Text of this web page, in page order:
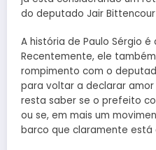
do deputado Jair
A história de Paulo Sérgio
Recentemente, ele
rompimento com o
para voltar a declarar
resta saber se o prefeito
ou se, em mais um
barco que claramente está